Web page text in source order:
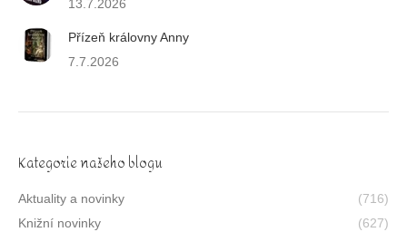
13.7.2026
Přízeň královny Anny
7.7.2026
Kategorie našeho blogu
Aktuality a novinky
(716)
Knižní novinky
(627)